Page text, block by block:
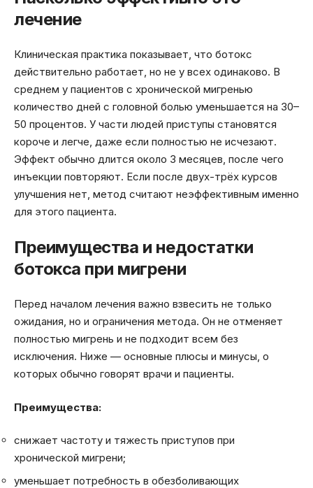
лечение
Клиническая практика показывает, что ботокс
действительно работает, но не у всех одинаково. В
среднем у пациентов с хронической мигренью
количество дней с головной болью уменьшается на 30–
50 процентов. У части людей приступы становятся
короче и легче, даже если полностью не исчезают.
Эффект обычно длится около 3 месяцев, после чего
инъекции повторяют. Если после двух-трёх курсов
улучшения нет, метод считают неэффективным именно
для этого пациента.
Преимущества и недостатки
ботокса при мигрени
Перед началом лечения важно взвесить не только
ожидания, но и ограничения метода. Он не отменяет
полностью мигрень и не подходит всем без
исключения. Ниже — основные плюсы и минусы, о
которых обычно говорят врачи и пациенты.
Преимущества:
снижает частоту и тяжесть приступов при
хронической мигрени;
уменьшает потребность в обезболивающих